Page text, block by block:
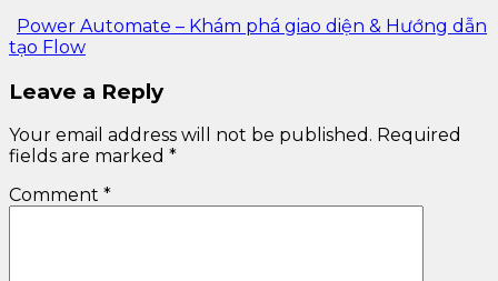
Power Automate – Khám phá giao diện & Hướng dẫn
tạo Flow
Leave a Reply
Your email address will not be published. Required
fields are marked *
Comment *